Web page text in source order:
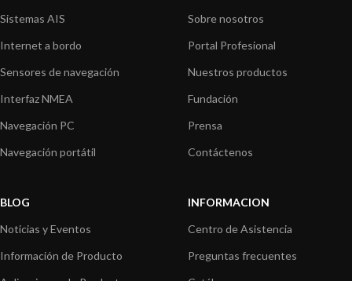
Sistemas AIS
Internet a bordo
Sensores de navegación
Interfaz NMEA
Navegación PC
Navegación portátil
Sobre nosotros
Portal Profesional
Nuestros productos
Fundación
Prensa
Contáctenos
BLOG
Noticias y Eventos
Información de Producto
INFORMACION
Centro de Asistencia
Preguntas frecuentes